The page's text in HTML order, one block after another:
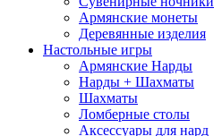
Армянские монеты
Деревянные изделия
Настольные игры
Армянские Нарды
Нарды + Шахматы
Шахматы
Ломберные столы
Аксессуары для нард